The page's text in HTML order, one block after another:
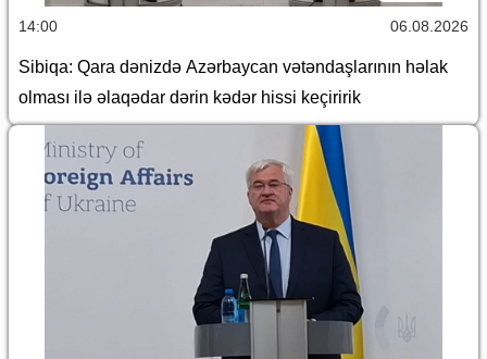
14:00 06.08.2026
Sibiqa: Qara dənizdə Azərbaycan vətəndaşlarının həlak
olması ilə əlaqədar dərin kədər hissi keçiririk